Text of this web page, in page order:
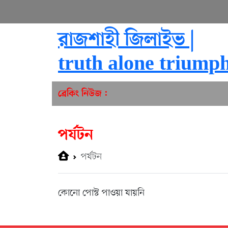
রাজশাহী জিলাইভ |
truth alone
ব্রেকিং নিউজ :
পর্যটন
পর্যটন
কোনো পোস্ট পাওয়া যায়নি